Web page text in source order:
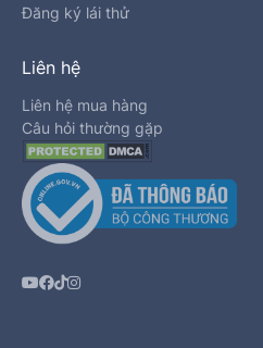
Đăng ký lái thử
Liên hệ
Liên hệ mua hàng
Câu hỏi thường gặp